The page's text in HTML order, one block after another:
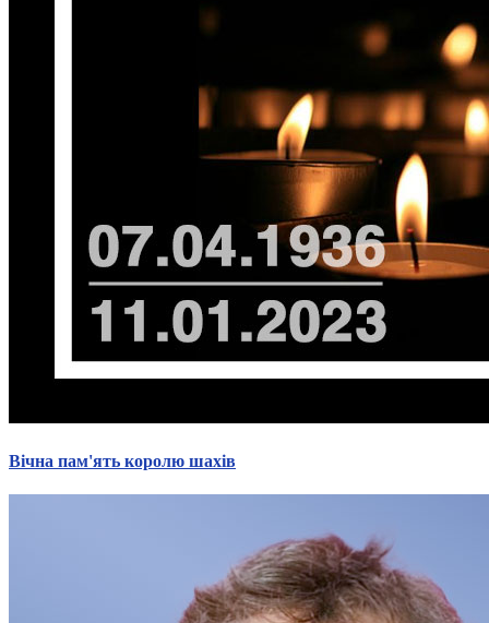
Вінницька область
Волинська область
Донецька область
Житомирська область
Закарпатська область
Запорізька область
Івано-Франківська область
Київська область
Кіровоградська область
Львівська область
Миколаївська область
Одеська область
Полтавська область
Харківська область
Чернівецька область
Чернігівська область
Особи відповідальні за контактування з
Вічна пам'ять королю шахів